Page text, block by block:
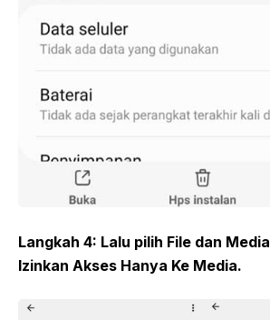
Langkah 4: Lalu pilih File dan Media
Izinkan Akses Hanya Ke Media.